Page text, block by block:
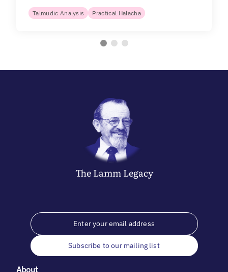
Talmudic Analysis Practical Halacha
The LammLegacy
Subscribe to our mailing list
About